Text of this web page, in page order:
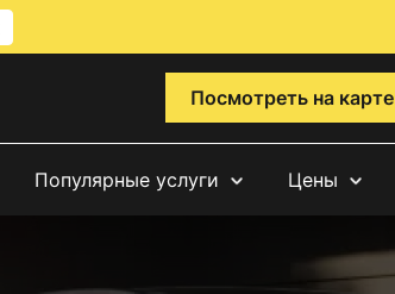
Посмотреть на карте
Популярные услуги Цены